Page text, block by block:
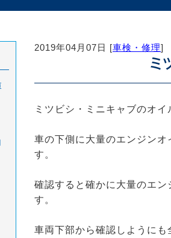
2019年04月07日 [車検・修理]
ミ
ミツビシ・ミニキャブのオ
車の下側に大量のエンジン
す。
確認すると確かに大量のエ
す。
車両下部から確認しように